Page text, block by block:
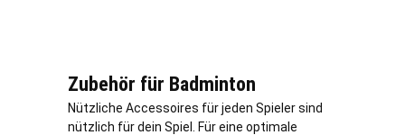
Zubehör für Badminton
Nützliche Accessoires für jeden Spieler sind
nützlich für dein Spiel. Für eine optimale